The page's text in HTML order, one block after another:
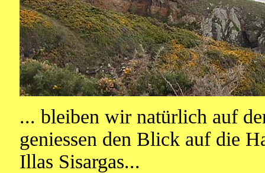
... bleiben wir natürlich auf
geniessen den Blick auf die
Illas Sisargas...